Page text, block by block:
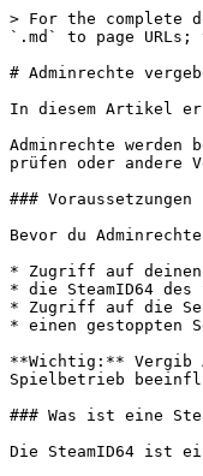
> For the complete
`.md` to page
# Adminrechte
In diesem Artikel
Adminrechte
prüfen oder andere
### Voraussetzungen
Bevor du
* Zugriff auf deinen
* die SteamID64 des
* Zugriff auf die
* einen gestoppten
**Wichtig:** Vergib
Spielbetrieb
### Was ist eine
Die SteamID64 ist